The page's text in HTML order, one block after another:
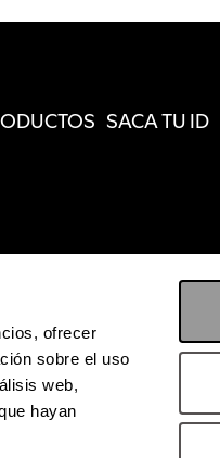
ofrecer
sobre el uso
web,
hayan
SACA TU ID